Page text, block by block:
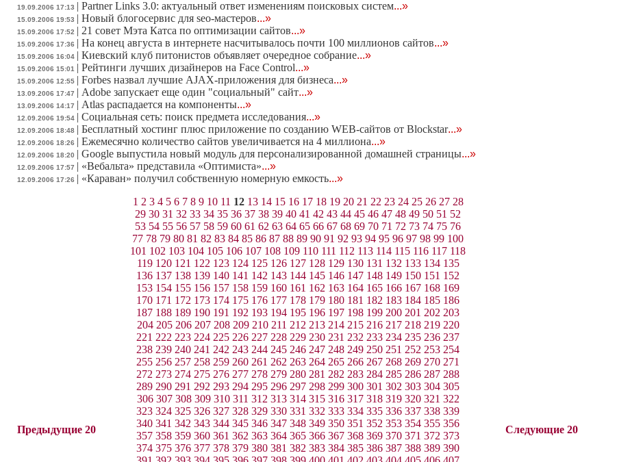
19.09.2006 17:13 | Partner Links 3.0: актуальный ответ изменениям поисковых систем...»
15.09.2006 19:53 | Новый блогосервис для seo-мастеров...»
15.09.2006 17:52 | 21 совет Мэта Катса по оптимизации сайтов...»
15.09.2006 17:36 | На конец августа в интернете насчитывалось почти 100 миллионов сайтов...»
15.09.2006 16:04 | Киевский клуб питонистов объявляет очередное собрание...»
15.09.2006 15:01 | Рейтинги лучших дизайнеров на Face Control...»
15.09.2006 12:55 | Forbes назвал лучшие AJAX-приложения для бизнеса...»
13.09.2006 17:47 | Adobe запускает еще один "социальный" сайт...»
13.09.2006 14:17 | Atlas распадается на компоненты...»
12.09.2006 19:54 | Социальная сеть: поиск предмета исследования...»
12.09.2006 18:48 | Бесплатный хостинг плюс приложение по созданию WEB-сайтов от Blockstar...»
12.09.2006 18:26 | Ежемесячно количество сайтов увеличивается на 4 миллиона...»
12.09.2006 18:20 | Google выпустила новый модуль для персонализированной домашней страницы...»
12.09.2006 17:57 | «Вебальта» представила «Оптимиста»...»
12.09.2006 17:26 | «Караван» получил собственную номерную емкость...»
Предыдущие 20
1 2 3 4 5 6 7 8 9 10 11 12 13 14 15 16 17 18 19 20 21 22 23 24 25 26 27 28
29 30 31 32 33 34 35 36 37 38 39 40 41 42 43 44 45 46 47 48 49 50 51 52
53 54 55 56 57 58 59 60 61 62 63 64 65 66 67 68 69 70 71 72 73 74 75 76
77 78 79 80 81 82 83 84 85 86 87 88 89 90 91 92 93 94 95 96 97 98 99 100
101 102 103 104 105 106 107 108 109 110 111 112 113 114 115 116 117 118
119 120 121 122 123 124 125 126 127 128 129 130 131 132 133 134 135
136 137 138 139 140 141 142 143 144 145 146 147 148 149 150 151 152
153 154 155 156 157 158 159 160 161 162 163 164 165 166 167 168 169
170 171 172 173 174 175 176 177 178 179 180 181 182 183 184 185 186
187 188 189 190 191 192 193 194 195 196 197 198 199 200 201 202 203
204 205 206 207 208 209 210 211 212 213 214 215 216 217 218 219 220
221 222 223 224 225 226 227 228 229 230 231 232 233 234 235 236 237
238 239 240 241 242 243 244 245 246 247 248 249 250 251 252 253 254
255 256 257 258 259 260 261 262 263 264 265 266 267 268 269 270 271
272 273 274 275 276 277 278 279 280 281 282 283 284 285 286 287 288
289 290 291 292 293 294 295 296 297 298 299 300 301 302 303 304 305
306 307 308 309 310 311 312 313 314 315 316 317 318 319 320 321 322
323 324 325 326 327 328 329 330 331 332 333 334 335 336 337 338 339
340 341 342 343 344 345 346 347 348 349 350 351 352 353 354 355 356
357 358 359 360 361 362 363 364 365 366 367 368 369 370 371 372 373
374 375 376 377 378 379 380 381 382 383 384 385 386 387 388 389 390
Следующие 20